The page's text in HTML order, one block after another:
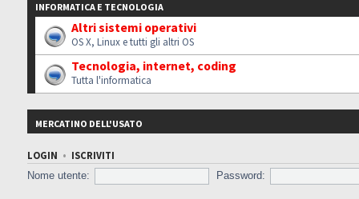
INFORMATICA E TECNOLOGIA
Altri sistemi operativi
OS X, Linux e tutti gli altri OS
Tecnologia, internet, coding
Tutta l'informatica
MERCATINO DELL'USATO
LOGIN • ISCRIVITI
Nome utente:
Password: